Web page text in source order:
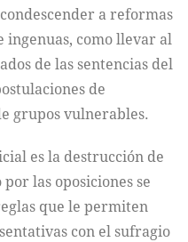
a reformas
como llevar al
de las sentencias del
de
grupos vulnerables.
es la destrucción de
las oposiciones se
que le permiten
con el sufragio